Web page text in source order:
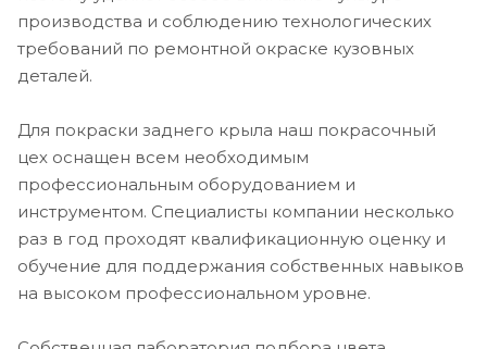
производства и соблюдению технологических
требований по ремонтной окраске кузовных
деталей.
Для покраски заднего крыла наш покрасочный
цех оснащен всем необходимым
профессиональным оборудованием и
инструментом. Специалисты компании несколько
раз в год проходят квалификационную оценку и
обучение для поддержания собственных навыков
на высоком профессиональном уровне.